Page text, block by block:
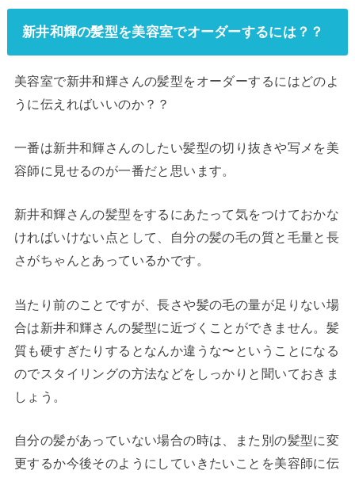
新井和輝の髪型を美容室でオーダーするには？？
美容室で新井和輝さんの髪型をオーダーするにはどのよ
うに伝えればいいのか？？
一番は新井和輝さんのしたい髪型の切り抜きや写メを美
容師に見せるのが一番だと思います。
新井和輝さんの髪型をするにあたって気をつけておかな
ければいけない点として、自分の髪の毛の質と毛量と長
さがちゃんとあっているかです。
当たり前のことですが、長さや髪の毛の量が足りない場
合は新井和輝さんの髪型に近づくことができません。髪
質も硬すぎたりするとなんか違うな〜ということになる
のでスタイリングの方法などをしっかりと聞いておきま
しょう。
自分の髪があっていない場合の時は、また別の髪型に変
更するか今後そのようにしていきたいことを美容師に伝